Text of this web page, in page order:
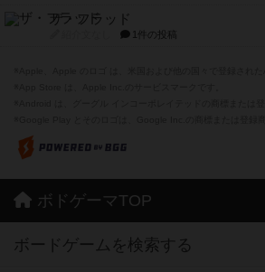
ザ・フラッド
1件の投稿
ボドゲーマTOP
ボードゲームを検索する